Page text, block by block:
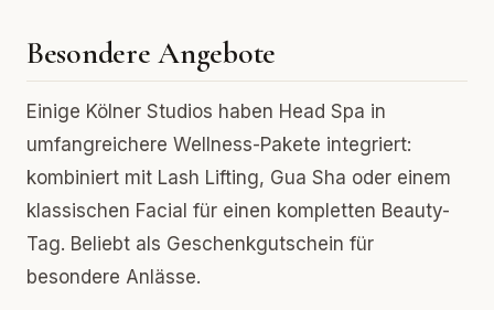
Besondere Angebote
Einige Kölner Studios haben Head Spa in
umfangreichere Wellness-Pakete integriert:
kombiniert mit Lash Lifting, Gua Sha oder einem
klassischen Facial für einen kompletten Beauty-
Tag. Beliebt als Geschenkgutschein für
besondere Anlässe.